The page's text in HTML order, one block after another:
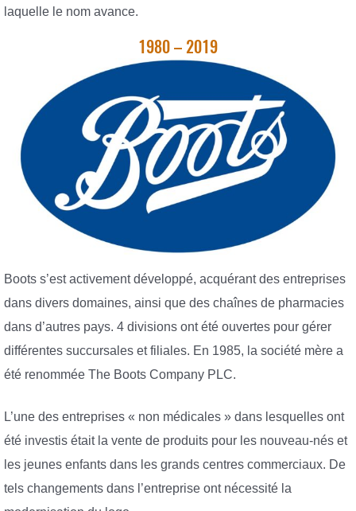
laquelle le nom avance.
1980 – 2019
Boots s’est activement développé, acquérant des entreprises
dans divers domaines, ainsi que des chaînes de pharmacies
dans d’autres pays. 4 divisions ont été ouvertes pour gérer
différentes succursales et filiales. En 1985, la société mère a
été renommée The Boots Company PLC.
L’une des entreprises « non médicales » dans lesquelles ont
été investis était la vente de produits pour les nouveau-nés et
les jeunes enfants dans les grands centres commerciaux. De
tels changements dans l’entreprise ont nécessité la